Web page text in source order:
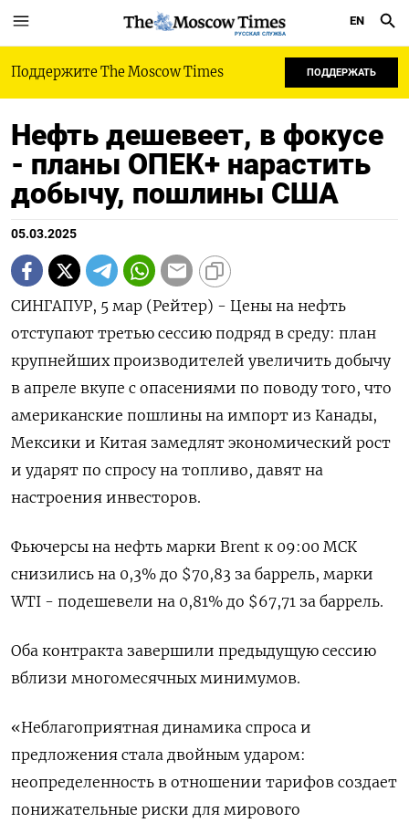
РУССКАЯ СЛУЖБА
EN
Поддержите The Moscow Times ПОДДЕРЖАТЬ
Нефть дешевеет, в фокусе
- планы ОПЕК+ нарастить
добычу, пошлины США
05.03.2025
СИНГАПУР, 5 мар (Рейтер) - Цены на нефть
отступают третью сессию подряд в среду: план
крупнейших производителей увеличить добычу
в апреле вкупе с опасениями по поводу того, что
американские пошлины на импорт из Канады,
Мексики и Китая замедлят экономический рост
и ударят по спросу на топливо, давят на
настроения инвесторов.
Фьючерсы на нефть марки Brent к 09:00 МСК
снизились на 0,3% до $70,83 за баррель, марки
WTI - подешевели на 0,81% до $67,71 за баррель.
Оба контракта завершили предыдущую сессию
вблизи многомесячных минимумов.
«Неблагоприятная динамика спроса и
предложения стала двойным ударом:
неопределенность в отношении тарифов создает
понижательные риски для мирового